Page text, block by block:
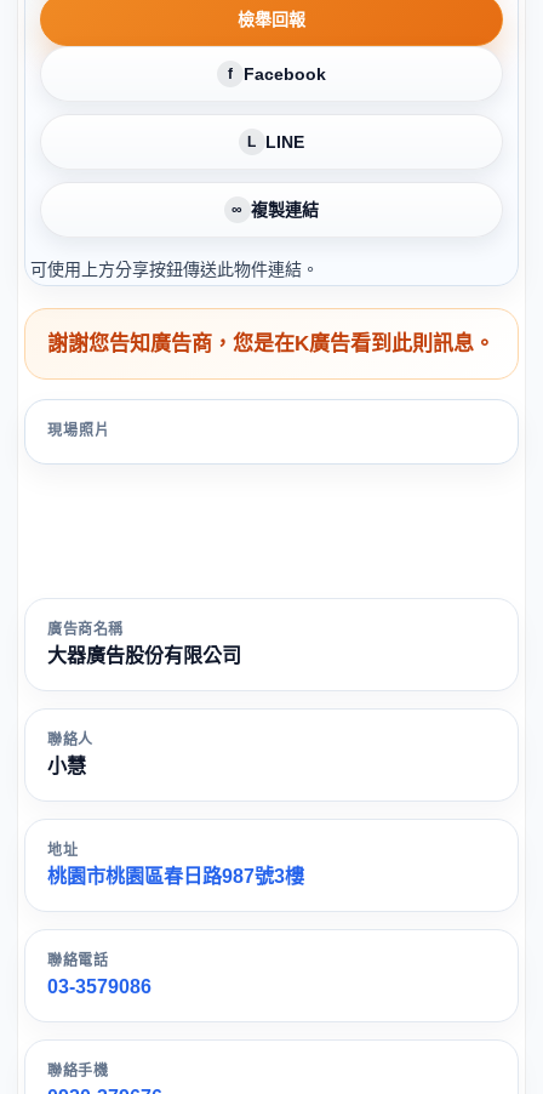
檢舉回報
f Facebook
L LINE
∞ 複製連結
可使用上方分享按鈕傳送此物件連結。
謝謝您告知廣告商，您是在K廣告看到此則訊息。
現場照片
廣告商名稱
大器廣告股份有限公司
聯絡人
小慧
地址
桃園市桃園區春日路987號3樓
聯絡電話
03-3579086
聯絡手機